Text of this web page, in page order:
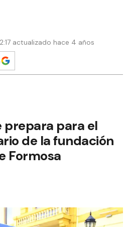
actualizado hace 4 años
prepara para el
de la fundación
Formosa